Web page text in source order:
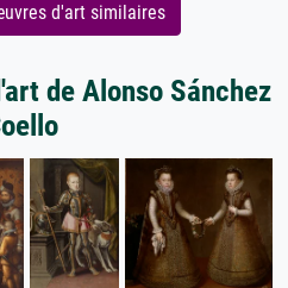
d'art similaires
de Alonso Sánchez